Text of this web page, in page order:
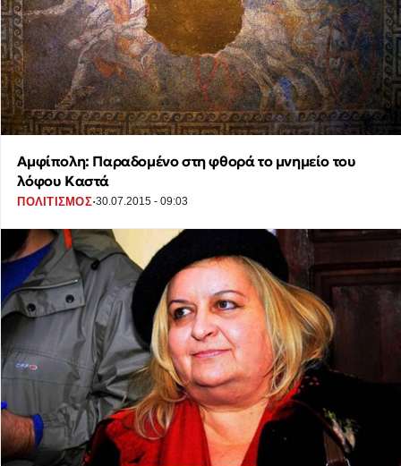
Αμφίπολη: Παραδομένο στη φθορά το μνημείο του
λόφου Καστά
ΠΟΛΙΤΙΣΜΟΣ·30.07.2015 - 09:03